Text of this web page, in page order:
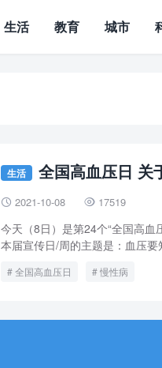
生活 教育 城市
生活 全国高血压日 关
 2021-10-08  17519
今天（8日）是第24个“全国高
本届宣传日/周的主题是：血压
全国高血压日 慢性病